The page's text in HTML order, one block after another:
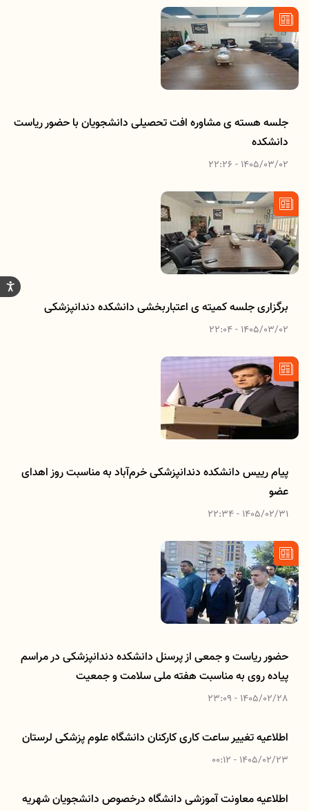
جلسه هسته ی مشاوره افت تحصیلی دانشجویان با حضور ریاست
دانشکده
1405/03/02 - 22:26
برگزاری جلسه کمیته ی اعتباربخشی دانشکده دندانپزشکی
1405/03/02 - 22:04
پیام رییس دانشکده دندانپزشکی خرم‌آباد به مناسبت روز اهدای
عضو
1405/02/31 - 22:34
حضور ریاست و جمعی از پرسنل دانشکده دندانپزشکی در مراسم
پیاده روی به مناسبت هفته ملی سلامت و جمعیت
1405/02/28 - 23:09
اطلاعیه تغییر ساعت کاری کارکنان دانشگاه علوم پزشکی لرستان
1405/02/23 - 00:12
اطلاعیه معاونت آموزشی دانشگاه درخصوص دانشجویان شهریه